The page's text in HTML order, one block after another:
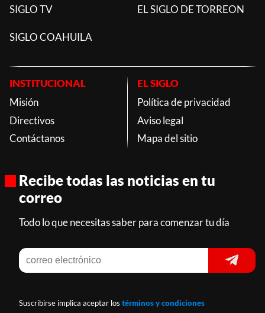
SIGLO TV EL SIGLO DE TORREON
SIGLO COAHUILA
INSTITUCIONAL
Misión
Directivos
Contáctanos
EL SIGLO
Política de privacidad
Aviso legal
Mapa del sitio
Recibe todas las noticias en tu
correo
Todo lo que necesitas saber para comenzar tu día
Suscribirse implica aceptar los términos y condiciones